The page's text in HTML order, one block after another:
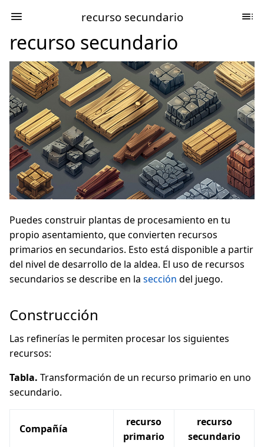
recurso secundario
recurso secundario
Puedes construir plantas de procesamiento en tu
propio asentamiento, que convierten recursos
primarios en secundarios. Esto está disponible a partir
del nivel de desarrollo de la aldea. El uso de recursos
secundarios se describe en la sección del juego.
Construcción
Las refinerías le permiten procesar los siguientes
recursos:
Tabla. Transformación de un recurso primario en uno
secundario.
Compañía
recurso
primario
recurso
secundario